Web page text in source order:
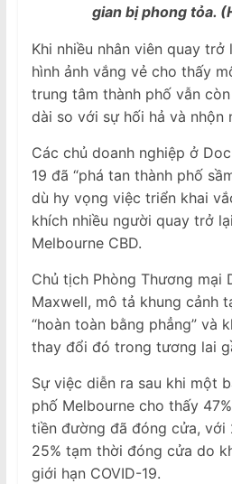
gian bị phong tỏa.
Khi nhiều nhân viên quay trở
hình ảnh vắng vẻ cho thấy
trung tâm thành phố vẫn
dài so với sự hối hả và nhộn
Các chủ doanh nghiệp ở
19 đã “phá tan thành phố
dù hy vọng việc triển khai
khích nhiều người quay trở
Melbourne CBD.
Chủ tịch Phòng Thương mại
Maxwell, mô tả khung cảnh
“hoàn toàn bằng phẳng” và
thay đổi đó trong tương lai
Sự việc diễn ra sau khi một
phố Melbourne cho thấy
tiền đường đã đóng cửa, với
25% tạm thời đóng cửa do
giới hạn COVID-19.